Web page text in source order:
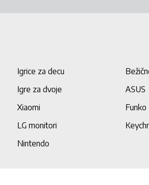
Igrice za decu
Igre za dvoje
ASUS
Xiaomi
Funko
LG monitori
Nintendo